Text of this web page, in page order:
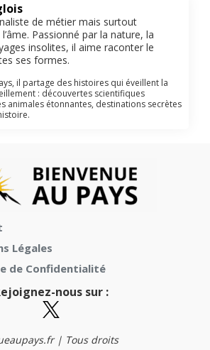
de métier mais surtout
Passionné par la nature, la
insolites, il aime raconter le
ses formes.
il partage des histoires qui éveillent la
: découvertes scientifiques
animales étonnantes, destinations secrètes
Légales
de Confidentialité
nous sur :
| Tous droits